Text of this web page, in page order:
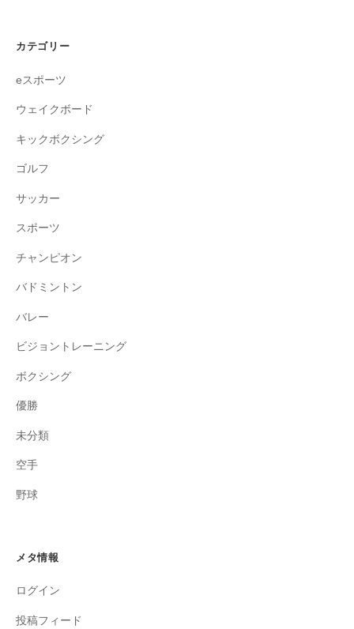
カテゴリー
eスポーツ
ウェイクボード
キックボクシング
ゴルフ
サッカー
スポーツ
チャンピオン
バドミントン
バレー
ビジョントレーニング
ボクシング
優勝
未分類
空手
野球
メタ情報
ログイン
投稿フィード